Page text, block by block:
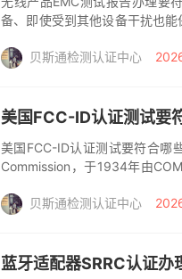
备、即使受到其他设备干扰也
贝斯通检测认证中心
美国FCC-ID认证测试要
美国FCC-ID认证测试要符合哪
Commission，于1934年由
贝斯通检测认证中心
蓝牙适配器SRRC认证办